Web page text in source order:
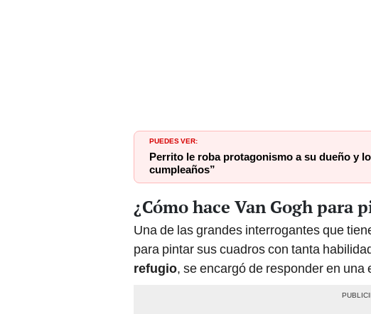
PUEDES VER:
Perrito le roba protagonismo a su dueño y
cumpleaños”
¿Cómo hace Van Gogh para
Una de las grandes interrogantes que
para pintar sus cuadros con tanta
refugio, se encargó de responder en una